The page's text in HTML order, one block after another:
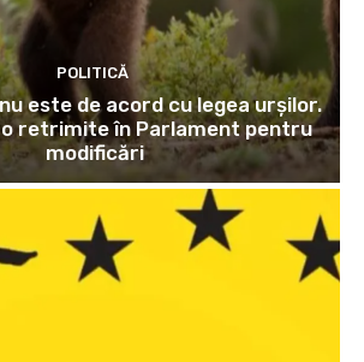
POLITICĂ
este de acord cu legea urșilor.
o retrimite în Parlament pentru
modificări